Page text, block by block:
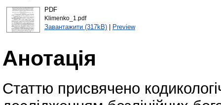
PDF
Klimenko_1.pdf
Завантажити (317kB)| Preview
Анотація
Статтю присвячено